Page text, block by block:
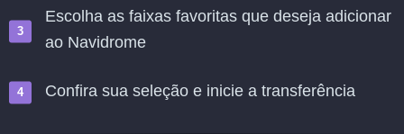
Escolha as faixas favoritas que deseja adicionar
ao Navidrome
Confira sua seleção e inicie a transferência